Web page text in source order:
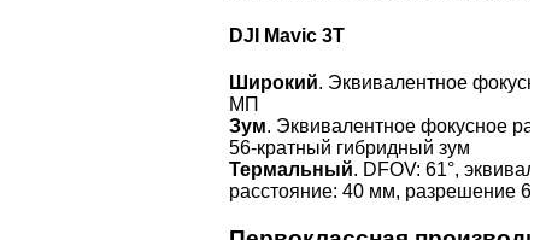
DJI Mavic 3T
Широкий. Эквивалентное
МП
Зум. Эквивалентное фокусное
56-кратный гибридный зум
Термальный. DFOV: 61°,
расстояние: 40 мм, разрешение